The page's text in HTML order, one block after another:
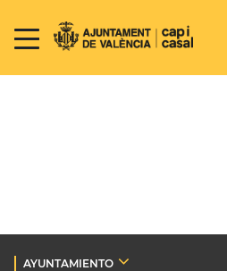
AYUNTAMIENTO